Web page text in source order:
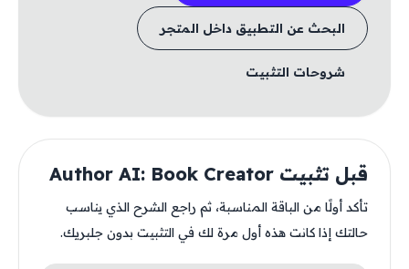
البحث عن التطبيق داخل المتجر
شروحات التثبيت
قبل تثبيت Author AI: Book Creator
تأكد أولًا من الباقة المناسبة، ثم راجع الشرح الذي يناسب
حالتك إذا كانت هذه أول مرة لك في التثبيت بدون جلبريك.